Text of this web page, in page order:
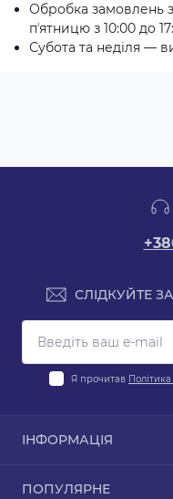
Обробка замовлень
пʼятницю з 10:00 до
Субота та неділя —
СЛІДКУЙТЕ
Я прочитав
ІНФОРМАЦІЯ
ПОПУЛЯРНЕ